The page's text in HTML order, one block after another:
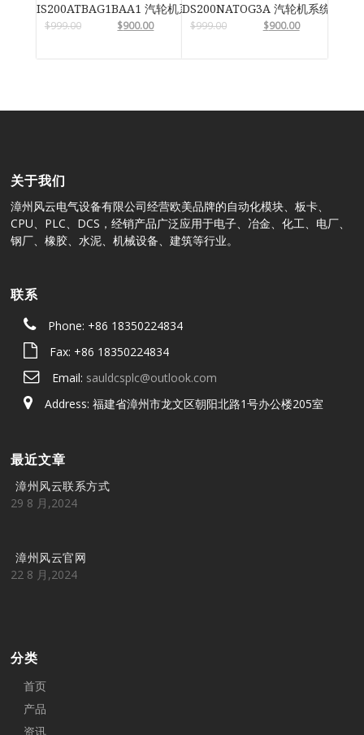
IS200ATBAG1BAA1 汽轮机系统卡件
$999.00 $900.00
DS200NATOG3A 汽轮机系统卡件
$999.00 $900.00
关于我们
漳州风云电气设备有限公司经营欧美品牌的自动化模块、板卡、
CPU、PLC、DCS，经销产品广泛应用于电子、冶金、化工、电厂、
钢厂、橡胶、水泥、机械设备、建筑等行业。
联系
Phone: +86 18350224834
Fax: +86 18350224834
Email: sauldcsplc@outlook.com
Address: 福建省漳州市龙文区朝阳北路1号办公楼205室
最近文章
漳州风云联系方式
29 8 月,2024
漳州风云官网
22 8 月,2024
分类
首页
产品
资讯